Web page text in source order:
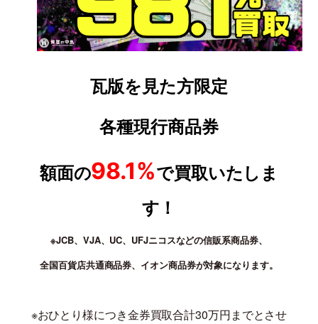
瓦版を見た方限定
各種現行商品券
額面の98.1%で買取いたしま
す！
※JCB、VJA、UC、UFJニコスなどの信販系商品券、
全国百貨店共通商品券、イオン商品券が対象になります。
※おひとり様につき金券買取合計30万円までとさせ